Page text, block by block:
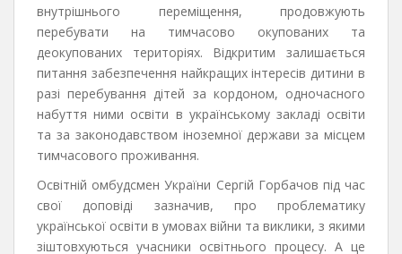
внутрішнього переміщення, продовжують
перебувати на тимчасово окупованих та
деокупованих територіях. Відкритим залишається
питання забезпечення найкращих інтересів дитини в
разі перебування дітей за кордоном, одночасного
набуття ними освіти в українському закладі освіти
та за законодавством іноземної держави за місцем
тимчасового проживання.
Освітній омбудсмен України Сергій Горбачов під час
свої доповіді зазначив, про проблематику
української освіти в умовах війни та виклики, з якими
зіштовхуються учасники освітнього процесу. А це